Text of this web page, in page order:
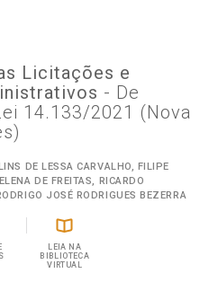
Licitações e
- De
14.133/2021 (Nova
DE LESSA CARVALHO, FILIPE
DE FREITAS, RICARDO
JOSÉ RODRIGUES BEZERRA
LEIA NA
BIBLIOTECA
VIRTUAL